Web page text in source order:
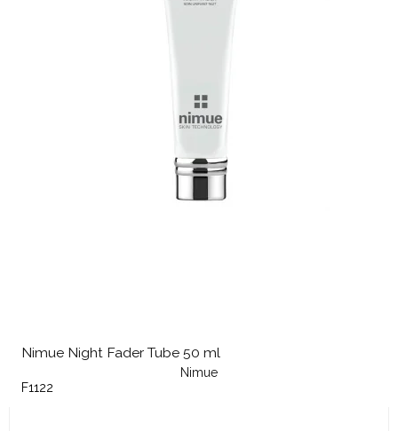
Nimue Night Fader Tube 50 ml
Nimue
F1122